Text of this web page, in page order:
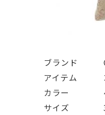
ブランド
アイテム
カラー
サイズ